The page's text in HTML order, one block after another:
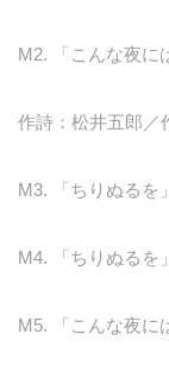
M2. 「こんな夜に
作詩：松井五郎／
M3. 「ちりぬるを
M4. 「ちりぬるを
M5. 「こんな夜に